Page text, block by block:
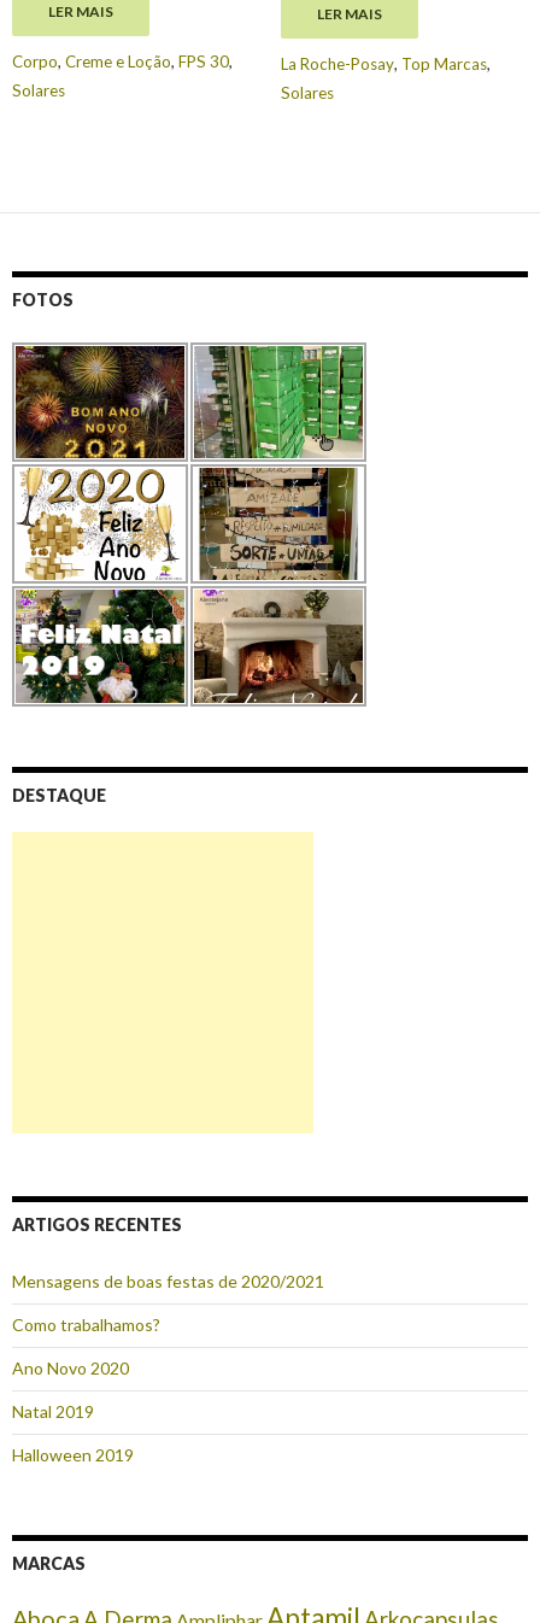
19.95LER MAIS
Corpo, Creme e Loção, FPS 30,
Solares
14.86LER MAIS
La Roche-Posay, Top Marcas,
Solares
FOTOS
DESTAQUE
ARTIGOS RECENTES
Mensagens de boas festas de 2020/2021
Como trabalhamos?
Ano Novo 2020
Natal 2019
Halloween 2019
MARCAS